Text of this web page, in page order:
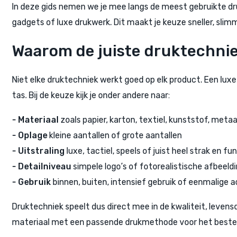
In deze gids nemen we je mee langs de meest gebruikte
gadgets of luxe drukwerk. Dit maakt je keuze sneller,
Waarom de juiste
Niet elke druktechniek werkt goed op elk product. Een
tas. Bij de keuze kijk je onder andere naar:
- Materiaal zoals papier, karton, textiel, kunststof,
- Oplage kleine aantallen of grote aantallen
- Uitstraling luxe, tactiel, speels of juist heel strak en
- Detailniveau simpele logo’s of fotorealistische
- Gebruik binnen, buiten, intensief gebruik of eenmalige
Druktechniek speelt dus direct mee in de kwaliteit,
materiaal met een passende drukmethode voor het